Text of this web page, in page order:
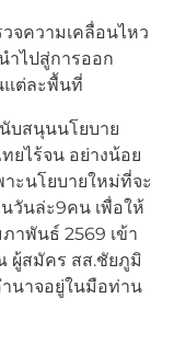
จความเคลื่อนไหว
ำไปสู่การออก
แต่ละพื้นที่
บสนุนนโยบาย
ไร้จน อย่างน้อย
ะนโยบายใหม่ที่จะ
วันล่ะ9คน เพื่อให้
าพันธ์ 2569 เข้า
ผู้สมัคร สส.ชัยภูมิ
ำนาจอยู่ในมือท่าน